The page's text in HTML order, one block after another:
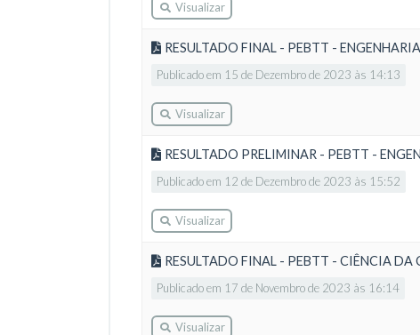
Visualizar
RESULTADO FINAL - PEBTT -
Publicado em 15 de Dezembro de 2023 às 14:13
Visualizar
RESULTADO PRELIMINAR - PEBTT -
Publicado em 12 de Dezembro de 2023 às 15:52
Visualizar
RESULTADO FINAL - PEBTT - CIÊNCIA DA
Publicado em 17 de Novembro de 2023 às 16:14
Visualizar